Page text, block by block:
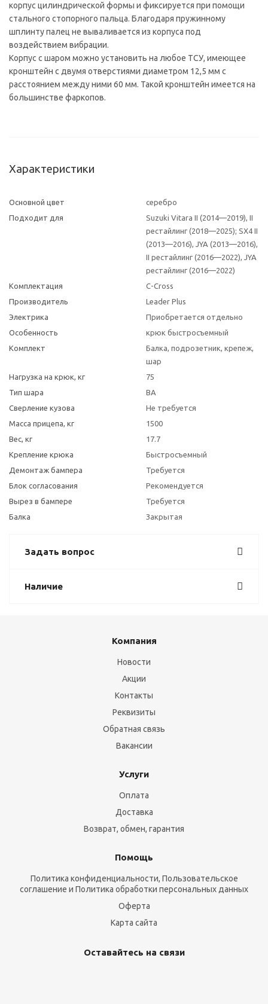
корпус цилиндрической формы и фиксируется при помощи
стального стопорного пальца. Благодаря пружинному
шплинту палец не вываливается из корпуса под
воздействием вибрации.
Корпус с шаром можно установить на любое ТСУ, имеющее
кронштейн с двумя отверстиями диаметром 12,5 мм с
расстоянием между ними 60 мм. Такой кронштейн имеется на
большинстве фаркопов.
Характеристики
Основной цвет
серебро
Подходит для
Suzuki Vitara II (2014—2019), II
рестайлинг (2018—2025); SX4 II
(2013—2016), JYA (2013—2016),
II рестайлинг (2016—2022), JYA
рестайлинг (2016—2022)
Комплектация
C-Cross
Производитель
Leader Plus
Электрика
Приобретается отдельно
Особенность
крюк быстросъемный
Комплект
Балка, подрозетник, крепеж,
шар
Нагрузка на крюк, кг
75
Тип шара
BA
Сверление кузова
Не требуется
Масса прицепа, кг
1500
Вес, кг
17.7
Крепление крюка
Быстросъемный
Демонтаж бампера
Требуется
Блок согласования
Рекомендуется
Вырез в бампере
Требуется
Балка
Закрытая
Задать вопрос
Наличие
Компания
Новости
Акции
Контакты
Реквизиты
Обратная связь
Вакансии
Услуги
Оплата
Доставка
Возврат, обмен, гарантия
Помощь
Политика конфиденциальности, Пользовательское
соглашение и Политика обработки персональных данных
Оферта
Карта сайта
Оставайтесь на связи